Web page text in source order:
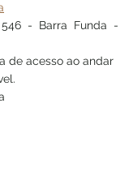
546 - Barra Funda -
de acesso ao andar